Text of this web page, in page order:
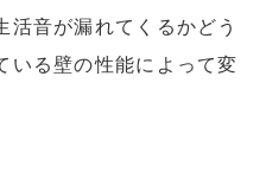
活音が漏れてくるかどう
いる壁の性能によって変